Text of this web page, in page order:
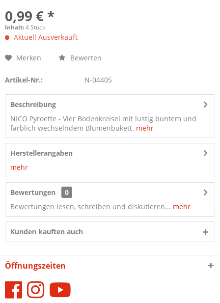
0,99 € *
Inhalt:4 Stück
Aktuell Ausverkauft
Merken Bewerten
Artikel-Nr.: N-04405
Beschreibung
NICO Pyroette - Vier Bodenkreisel mit lustig buntem und
farblich wechselndem Blumenbukett. mehr
Herstellerangaben
mehr
Bewertungen
0
Bewertungen lesen, schreiben und diskutieren... mehr
Kunden kauften auch
Öffnungszeiten